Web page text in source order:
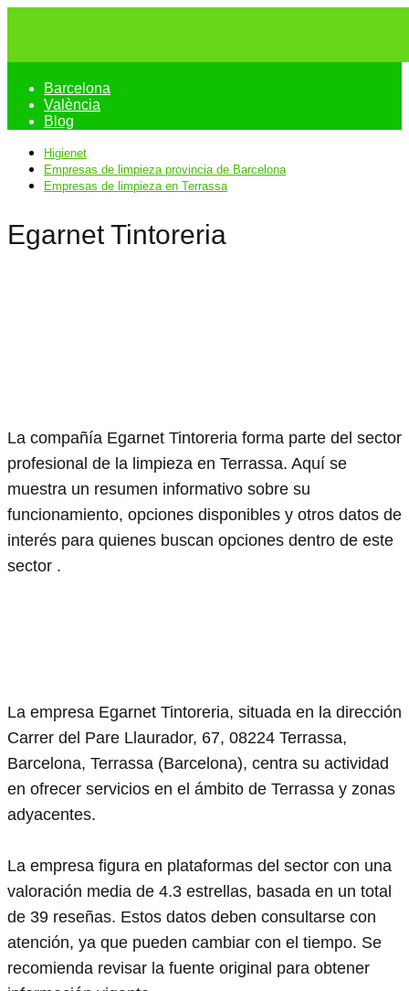
Barcelona
València
Blog
Higienet
Empresas de limpieza provincia de Barcelona
Empresas de limpieza en Terrassa
Egarnet Tintoreria
La compañía Egarnet Tintoreria forma parte del sector
profesional de la limpieza en Terrassa. Aquí se
muestra un resumen informativo sobre su
funcionamiento, opciones disponibles y otros datos de
interés para quienes buscan opciones dentro de este
sector .
La empresa Egarnet Tintoreria, situada en la dirección
Carrer del Pare Llaurador, 67, 08224 Terrassa,
Barcelona, Terrassa (Barcelona), centra su actividad
en ofrecer servicios en el ámbito de Terrassa y zonas
adyacentes.
La empresa figura en plataformas del sector con una
valoración media de 4.3 estrellas, basada en un total
de 39 reseñas. Estos datos deben consultarse con
atención, ya que pueden cambiar con el tiempo. Se
recomienda revisar la fuente original para obtener